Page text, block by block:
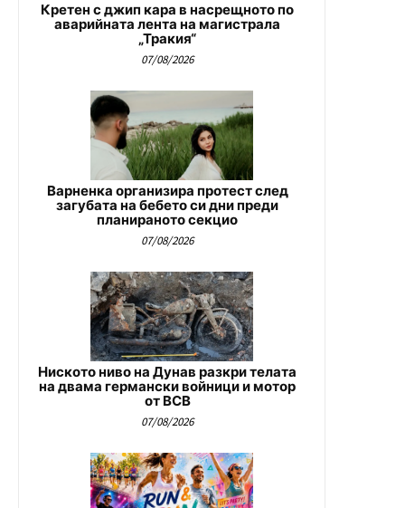
Кретен с джип кара в насрещното по
аварийната лента на магистрала
„Тракия“
07/08/2026
Варненка организира протест след
загубата на бебето си дни преди
планираното секцио
07/08/2026
Ниското ниво на Дунав разкри телата
на двама германски войници и мотор
от ВСВ
07/08/2026